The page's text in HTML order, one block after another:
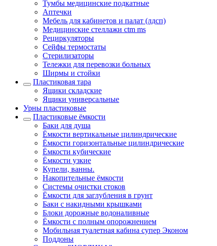
Тумбы медицинские подкатные
Аптечки
Мебель для кабинетов и палат (лдсп)
Медицинские стеллажи ctm ms
Рециркуляторы
Сейфы термостаты
Стерилизаторы
Тележки для перевозки больных
Ширмы и стойки
Пластиковая тара
Ящики складские
Ящики универсальные
Урны пластиковые
Пластиковые ёмкости
Баки для душа
Ёмкости вертикальные цилиндрические
Ёмкости горизонтальные цилиндрические
Ёмкости кубические
Ёмкости узкие
Купели, ванны.
Накопительные ёмкости
Системы очистки стоков
Ёмкости для заглубления в грунт
Баки с накидными крышками
Блоки дорожные водоналивные
Ёмкости с полным опорожнением
Мобильная туалетная кабина супер Эконом
Поддоны